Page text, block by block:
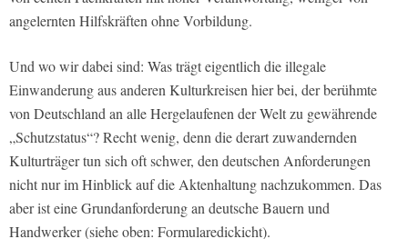
angelernten Hilfskräften ohne Vorbildung.
Und wo wir dabei sind: Was trägt eigentlich die illegale
Einwanderung aus anderen Kulturkreisen hier bei, der berühmte
von Deutschland an alle Hergelaufenen der Welt zu gewährende
„Schutzstatus“? Recht wenig, denn die derart zuwandernden
Kulturträger tun sich oft schwer, den deutschen Anforderungen
nicht nur im Hinblick auf die Aktenhaltung nachzukommen. Das
aber ist eine Grundanforderung an deutsche Bauern und
Handwerker (siehe oben: Formularedickicht).